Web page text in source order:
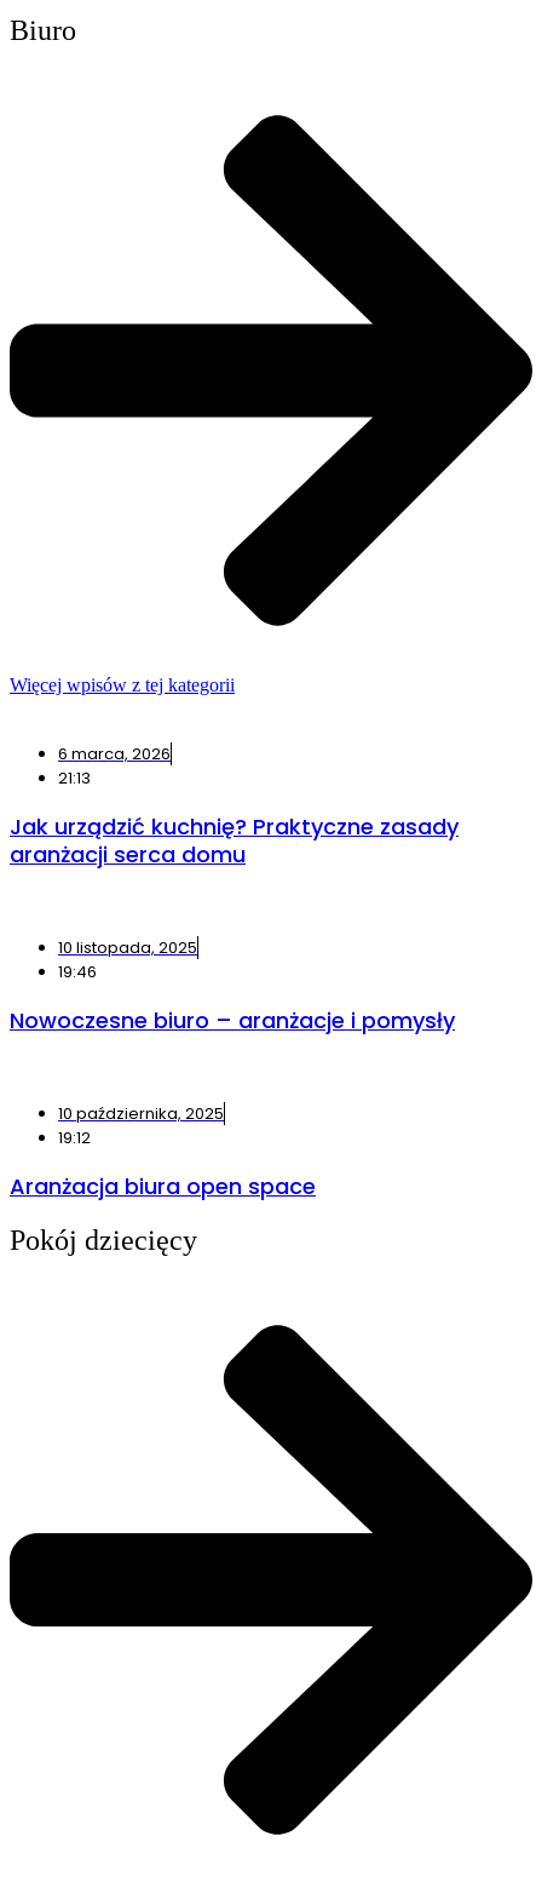
Biuro
Więcej wpisów z tej kategorii
6 marca, 2026
21:13
Jak urządzić kuchnię? Praktyczne zasady
aranżacji serca domu
10 listopada, 2025
19:46
Nowoczesne biuro – aranżacje i pomysły
10 października, 2025
19:12
Aranżacja biura open space
Pokój dziecięcy